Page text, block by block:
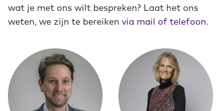
wat je met ons wilt bespreken? Laat het ons
weten, we zijn te bereiken via mail of telefoon.